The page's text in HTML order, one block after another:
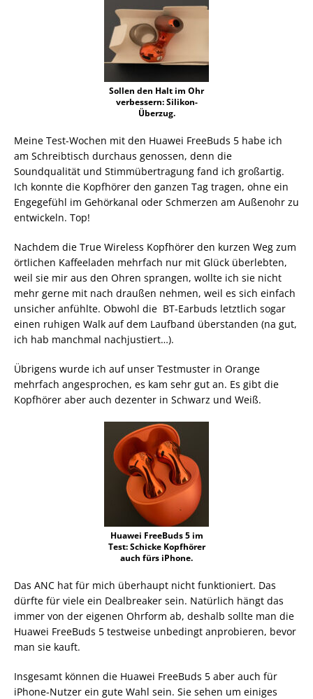
Sollen den Halt im Ohr
verbessern: Silikon-
Überzug.
Meine Test-Wochen mit den Huawei FreeBuds 5 habe ich
am Schreibtisch durchaus genossen, denn die
Soundqualität und Stimmübertragung fand ich großartig.
Ich konnte die Kopfhörer den ganzen Tag tragen, ohne ein
Engegefühl im Gehörkanal oder Schmerzen am Außenohr zu
entwickeln. Top!
Nachdem die True Wireless Kopfhörer den kurzen Weg zum
örtlichen Kaffeeladen mehrfach nur mit Glück überlebten,
weil sie mir aus den Ohren sprangen, wollte ich sie nicht
mehr gerne mit nach draußen nehmen, weil es sich einfach
unsicher anfühlte. Obwohl die BT-Earbuds letztlich sogar
einen ruhigen Walk auf dem Laufband überstanden (na gut,
ich hab manchmal nachjustiert…).
Übrigens wurde ich auf unser Testmuster in Orange
mehrfach angesprochen, es kam sehr gut an. Es gibt die
Kopfhörer aber auch dezenter in Schwarz und Weiß.
Huawei FreeBuds 5 im
Test: Schicke Kopfhörer
auch fürs iPhone.
Das ANC hat für mich überhaupt nicht funktioniert. Das
dürfte für viele ein Dealbreaker sein. Natürlich hängt das
immer von der eigenen Ohrform ab, deshalb sollte man die
Huawei FreeBuds 5 testweise unbedingt anprobieren, bevor
man sie kauft.
Insgesamt können die Huawei FreeBuds 5 aber auch für
iPhone-Nutzer ein gute Wahl sein. Sie sehen um einiges